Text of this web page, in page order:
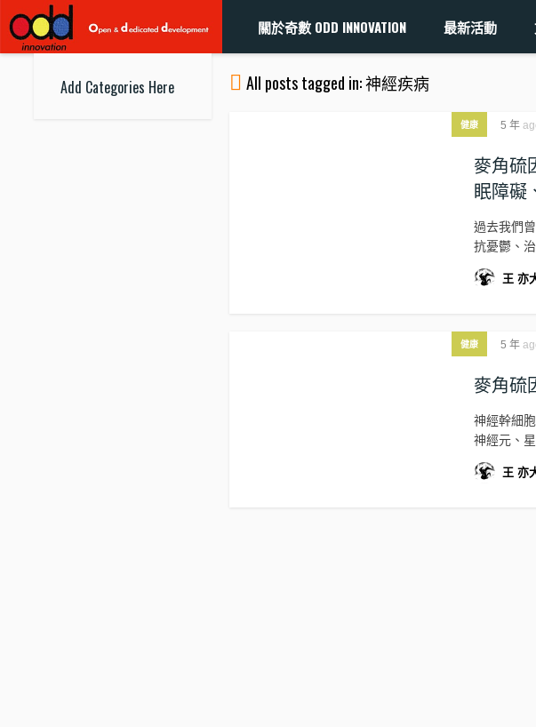
關於奇數 ODD INNOVATION 最新活動
Add Categories Here All posts tagged in: 神經疾病
健康 5 年
麥角硫
眠障礙
過去我們
抗憂鬱、
王 亦
健康 5 年
麥角硫
神經幹細
神經元、
王 亦